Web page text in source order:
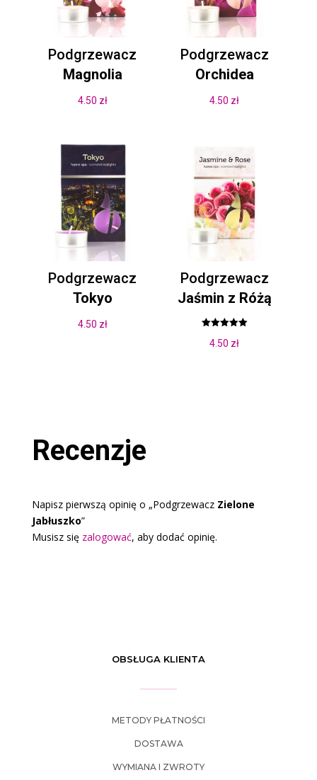
Podgrzewacz
Magnolia
4.50 zł
Podgrzewacz
Orchidea
4.50 zł
Podgrzewacz
Tokyo
4.50 zł
Podgrzewacz
Jaśmin z Różą
5.00
4.50 zł
Recenzje
Napisz pierwszą opinię o „Podgrzewacz Zielone
Jabłuszko”
Musisz się zalogować, aby dodać opinię.
OBSŁUGA KLIENTA
METODY PŁATNOŚCI
DOSTAWA
WYMIANA I ZWROTY